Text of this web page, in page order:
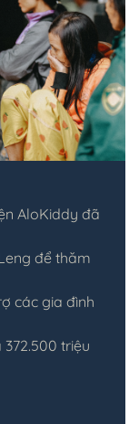
AloKiddy đã
để thăm
các gia đình
triệu